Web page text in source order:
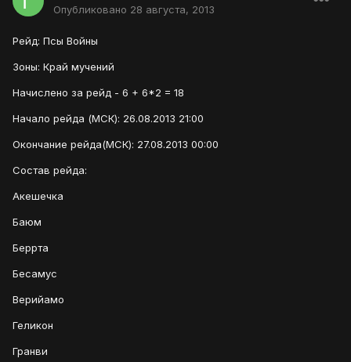
Опубликовано 28 августа, 2013
Рейд: Псы Войны
Зоны: Край мучений
Начислено за рейд - 6 + 6*2 = 18
Начало рейда (МСК): 26.08.2013 21:00
Окончание рейда(МСК): 27.08.2013 00:00
Состав рейда:
Акешечка
Баюм
Беррта
Бесамус
Верийамо
Геликон
Гранви